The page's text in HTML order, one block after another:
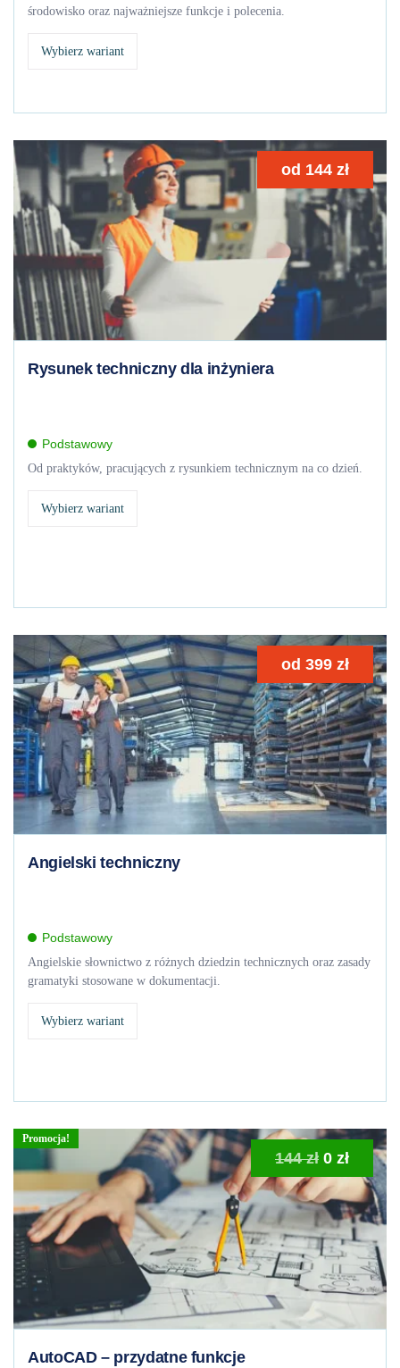
środowisko oraz najważniejsze funkcje i polecenia.
Wybierz wariant
od 144 zł
Rysunek techniczny dla inżyniera
Podstawowy
Od praktyków, pracujących z rysunkiem technicznym na co dzień.
Wybierz wariant
od 399 zł
Angielski techniczny
Podstawowy
Angielskie słownictwo z różnych dziedzin technicznych oraz zasady
gramatyki stosowane w dokumentacji.
Wybierz wariant
Promocja!
144zł Pierwotna
cena
wynosiła:
144 zł.
0 zł
cena
0 zł.
AutoCAD – przydatne funkcje